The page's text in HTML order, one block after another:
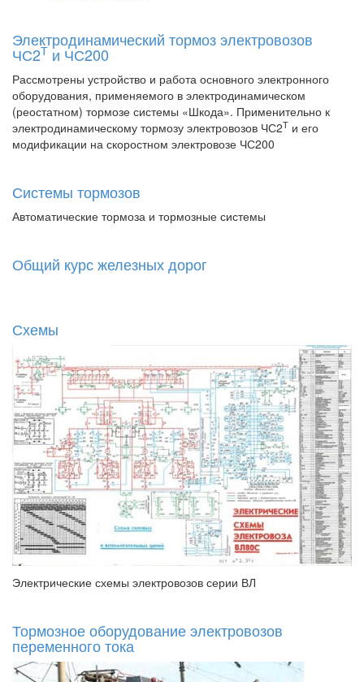
Электродинамический тормоз электровозов
ЧС2Т и ЧС200
Рассмотрены устройство и работа основного электронного
оборудования, применяемого в электродинамическом
(реостатном) тормозе системы «Шкода». Применительно к
электродинамическому тормозу электровозов ЧС2Т и его
модификации на скоростном электровозе ЧС200
Системы тормозов
Автоматические тормоза и тормозные системы
Общий курс железных дорог
Схемы
Электрические схемы электровозов серии ВЛ
Тормозное оборудование электровозов
переменного тока